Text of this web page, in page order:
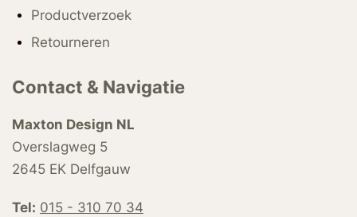
Productverzoek
Retourneren
Contact & Navigatie
Maxton Design NL
Overslagweg 5
2645 EK Delfgauw
Tel: 015 - 310 70 34